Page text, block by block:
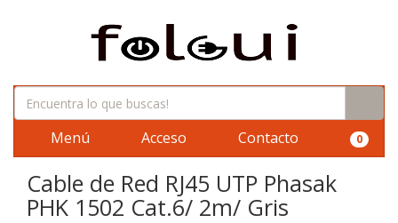
Menú Acceso Contacto 0
Cable de Red RJ45 UTP Phasak
PHK 1502 Cat.6/ 2m/ Gris